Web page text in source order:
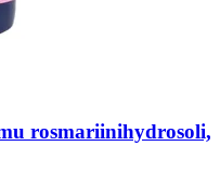
rosmariinihydrosoli,